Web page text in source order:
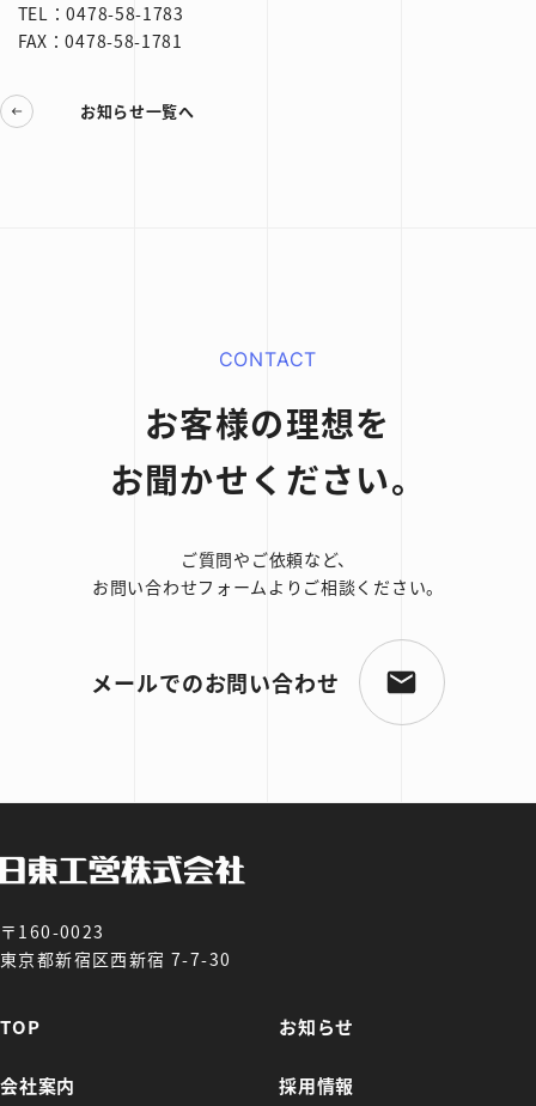
TEL：0478-58-1783
FAX：0478-58-1781
お知らせ一覧へ
CONTACT
お客様の理想を
お聞かせください。
ご質問やご依頼など、
お問い合わせフォームよりご相談ください。
メールでのお問い合わせ
〒160-0023
東京都新宿区西新宿 7-7-30
TOP
会社案内
お知らせ
採用情報